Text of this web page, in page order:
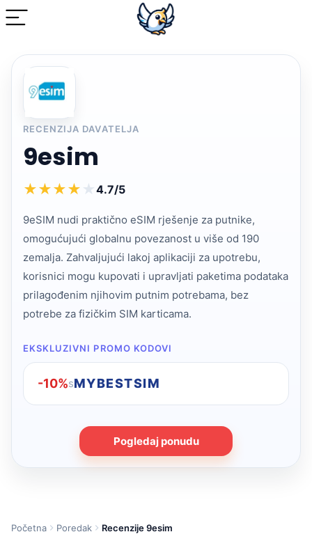
RECENZIJA DAVATELJA
9esim
★★★★ ★4.7/5
9eSIM nudi praktično eSIM rješenje za putnike,
omogućujući globalnu povezanost u više od 190
zemalja. Zahvaljujući lakoj aplikaciji za upotrebu,
korisnici mogu kupovati i upravljati paketima podataka
prilagođenim njihovim putnim potrebama, bez
potrebe za fizičkim SIM karticama.
EKSKLUZIVNI PROMO KODOVI
-10%sMYBESTSIM
Pogledaj ponudu
Početna Poredak Recenzije 9esim